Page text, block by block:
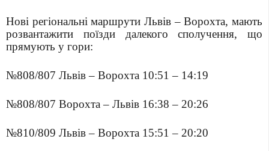
Нові регіональні маршрути Львів – Ворохта, мають
розвантажити поїзди далекого сполучення, що
прямують у гори:
№808/807 Львів – Ворохта 10:51 – 14:19
№808/807 Ворохта – Львів 16:38 – 20:26
№810/809 Львів – Ворохта 15:51 – 20:20